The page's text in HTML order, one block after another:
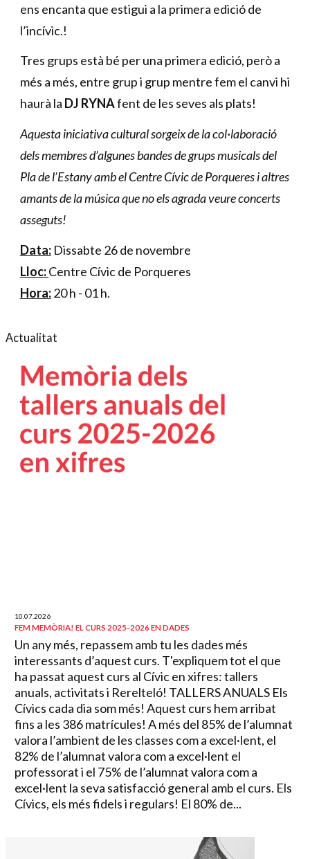
ens encanta que estigui a la primera edició de
l’incívic.!
Tres grups està bé per una primera edició, però a
més a més, entre grup i grup mentre fem el canvi hi
haurà la DJ RYNAfent de les seves als plats!
Aquesta iniciativa cultural sorgeix de la col·laboració
dels membres d’algunes bandes de grups musicals del
Pla de l’Estany amb el Centre Cívic de Porqueres i altres
amants de la música que no els agrada veure concerts
asseguts!
Data:Dissabte 26 de novembre
Lloc:Centre Cívic de Porqueres
Hora:20 h - 01 h.
Actualitat
10.07.2026
FEM MEMÒRIA! EL CURS 2025-2026 EN DADES
Un any més, repassem amb tu les dades més
interessants d’aquest curs. T'expliquem tot el que
ha passat aquest curs al Cívic en xifres: tallers
anuals, activitats i Rerelteló! TALLERS ANUALS Els
Cívics cada dia som més! Aquest curs hem arribat
fins a les 386 matrícules! A més del 85% de l’alumnat
valora l’ambient de les classes com a excel·lent, el
82% de l’alumnat valora com a excel·lent el
professorat i el 75% de l’alumnat valora com a
excel·lent la seva satisfacció general amb el curs. Els
Cívics, els més fidels i regulars! El 80% de...